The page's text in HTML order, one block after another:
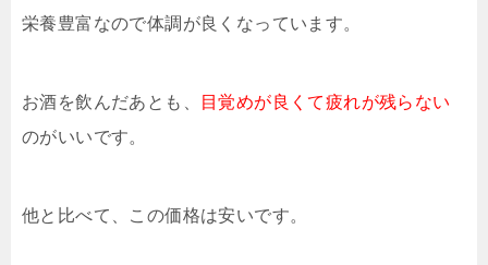
栄養豊富なので体調が良くなっています。
お酒を飲んだあとも、
目覚めが良くて疲れが残らない
のがいいです。
他と比べて、この価格は安いです。